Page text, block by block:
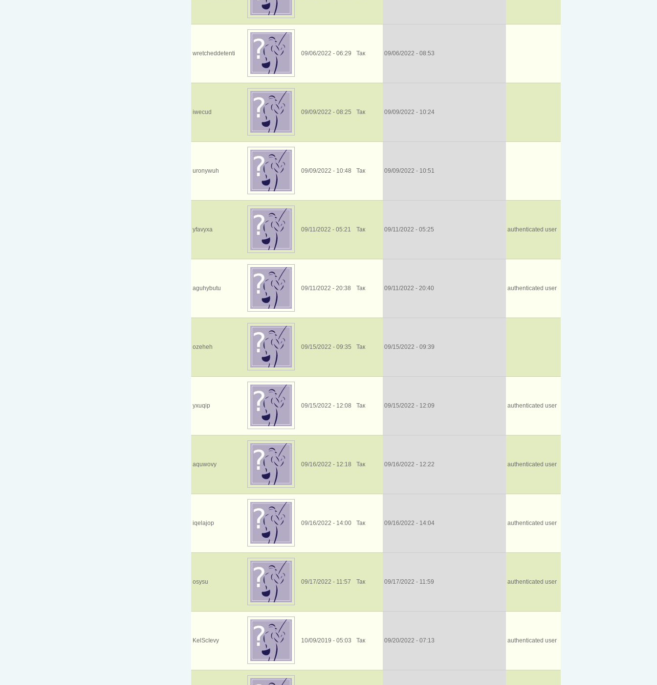
wretcheddetenti 09/06/2022 - 06:29 Так 09/06/2022 - 08:53
iwecud 09/09/2022 - 08:25 Так 09/09/2022 - 10:24
uronywuh 09/09/2022 - 10:48 Так 09/09/2022 - 10:51
yfavyxa 09/11/2022 - 05:21 Так 09/11/2022 - 05:25 authenticated user
aguhybutu 09/11/2022 - 20:38 Так 09/11/2022 - 20:40 authenticated user
ozeheh 09/15/2022 - 09:35 Так 09/15/2022 - 09:39
yxuqip 09/15/2022 - 12:08 Так 09/15/2022 - 12:09 authenticated user
aquwovy 09/16/2022 - 12:18 Так 09/16/2022 - 12:22 authenticated user
iqelajop 09/16/2022 - 14:00 Так 09/16/2022 - 14:04 authenticated user
osysu 09/17/2022 - 11:57 Так 09/17/2022 - 11:59 authenticated user
KelScIevy 10/09/2019 - 05:03 Так 09/20/2022 - 07:13 authenticated user